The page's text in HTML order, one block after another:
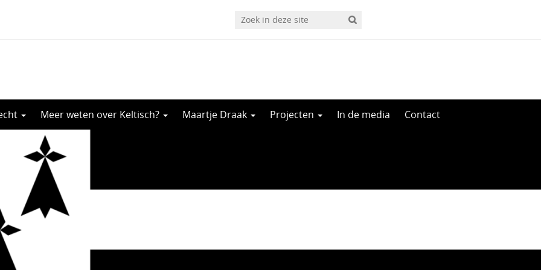
Meer weten over Keltisch? Maartje Draak Projecten In de media Contact